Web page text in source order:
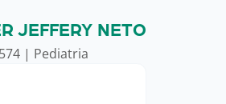
JEFFERY NETO
| Pediatria